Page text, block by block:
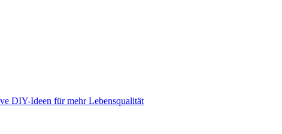
DIY-Ideen für mehr Lebensqualität